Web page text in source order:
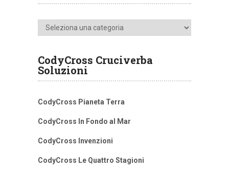
Categorie
CodyCross Cruciverba
Soluzioni
CodyCross Pianeta Terra
CodyCross In Fondo al Mar
CodyCross Invenzioni
CodyCross Le Quattro Stagioni